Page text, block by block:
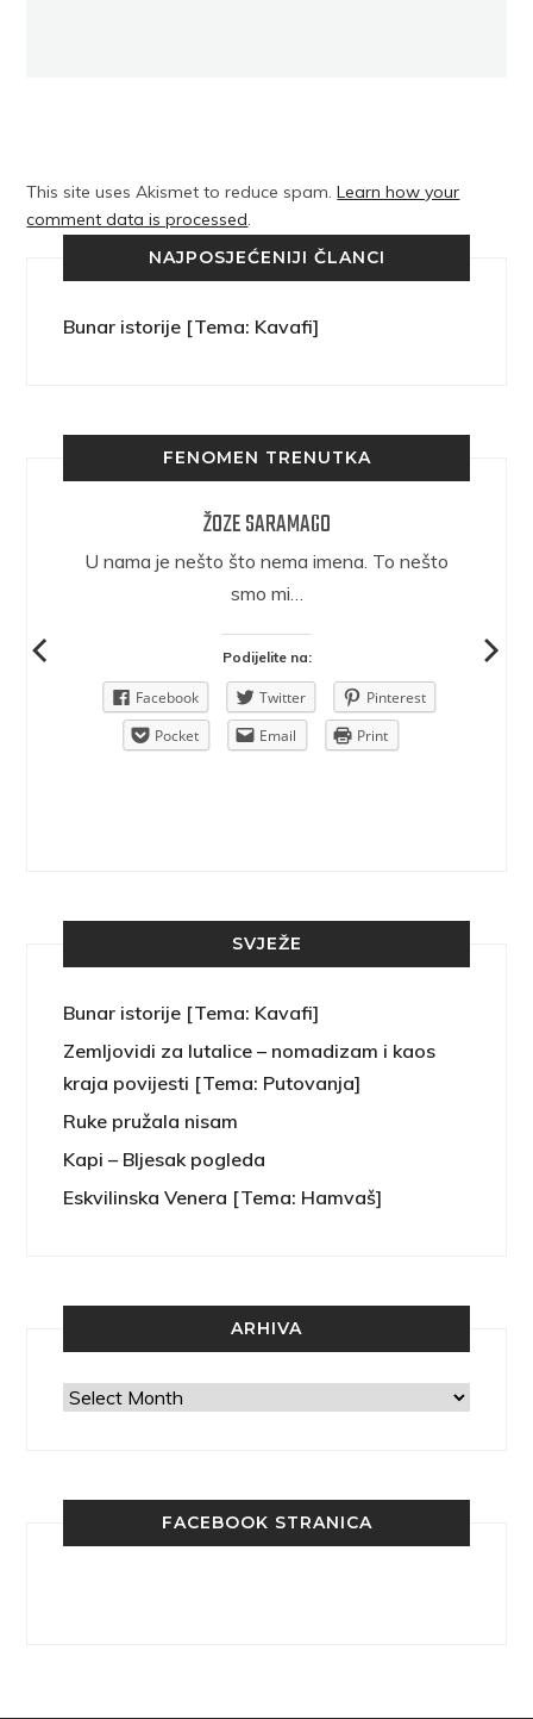
This site uses Akismet to reduce spam.Learn how your
comment data is processed.
NAJPOSJEĆENIJI ČLANCI
Bunar istorije [Tema: Kavafi]
FENOMEN TRENUTKA
ŽOZE SARAMAGO
U nama je nešto što nema imena. To nešto
smo mi…
Podijelite na:
Facebook Twitter
Pinterest
Pocket
Email Print
SVJEŽE
Bunar istorije [Tema: Kavafi]
Zemljovidi za lutalice – nomadizam i kaos
kraja povijesti [Tema: Putovanja]
Ruke pružala nisam
Kapi – Bljesak pogleda
Eskvilinska Venera [Tema: Hamvaš]
ARHIVA
Arhiva
FACEBOOK STRANICA